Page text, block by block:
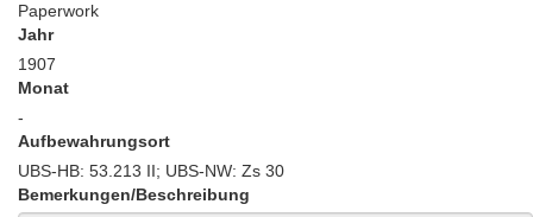
Paperwork
Jahr
1907
Monat
-
Aufbewahrungsort
UBS-HB: 53.213 II; UBS-NW: Zs 30
Bemerkungen/Beschreibung